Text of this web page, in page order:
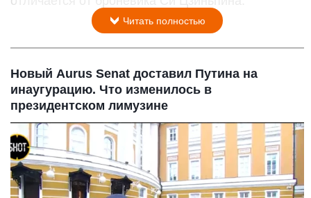
Читать полностью
Новый Aurus Senat доставил Путина на
инаугурацию. Что изменилось в
президентском лимузине